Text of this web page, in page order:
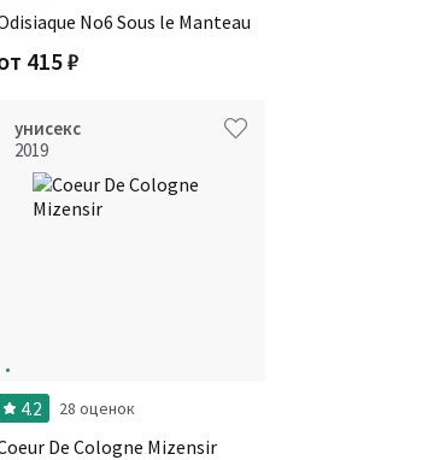
No6 Sous le Manteau
415₽
унисекс
2019
4.2 28 оценок
De Cologne Mizensir